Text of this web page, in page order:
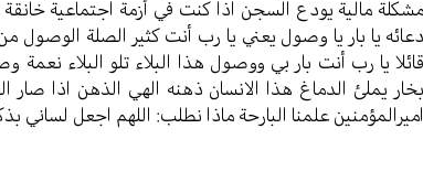
مشكلة مالية يودع السجن اذا كنت في أزمة اجتماعية خانقة
دعائه يا بار يا وصول يعني يا رب أنت كثير الصلة
قائلا يا رب أنت بار بي ووصول هذا البلاء تلو البلاء
بخار يملئ الدماغ هذا الانسان ذهنه الهي الذهن اذا صار
اميرالمؤمنين علمنا البارحة ماذا نطلب: اللهم اجعل لساني